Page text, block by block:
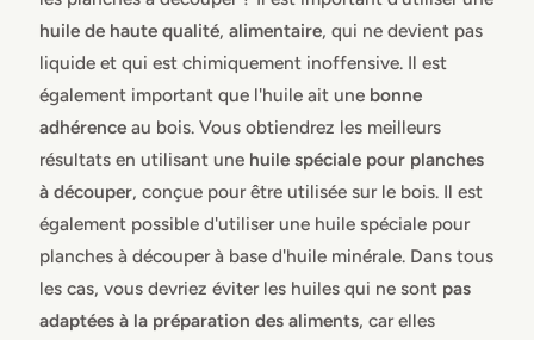
huile de haute qualité, alimentaire, qui ne devient pas
liquide et qui est chimiquement inoffensive. Il est
également important que l'huile ait une bonne
adhérence au bois. Vous obtiendrez les meilleurs
résultats en utilisant une huile spéciale pour planches
à découper, conçue pour être utilisée sur le bois. Il est
également possible d'utiliser une huile spéciale pour
planches à découper à base d'huile minérale. Dans tous
les cas, vous devriez éviter les huiles qui ne sont pas
adaptées à la préparation des aliments, car elles